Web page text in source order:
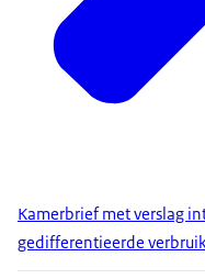
Kamerbrief met verslag
gedifferentieerde